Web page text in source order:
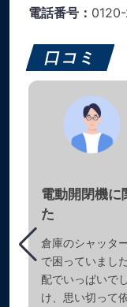
電話番号：
口コミ
電動開閉機に
た
倉庫のシャッタ
で困っていまし
配でいっぱいで
け、思い切って